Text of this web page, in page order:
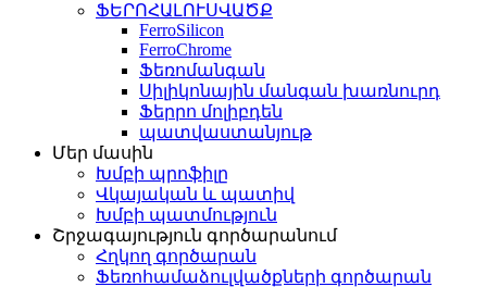
ՖԵՐՈՀԱԼՈՒՍՎԱԾՔ
FerroSilicon
FerroChrome
Ֆեռոմանգան
Սիլիկոնային մանգան խառնուրդ
Ֆերրո մոլիբդեն
պատվաստանյութ
Մեր մասին
Խմբի պրոֆիլը
Վկայական և պատիվ
Խմբի պատմություն
Շրջագայություն գործարանում
Հղկող գործարան
Ֆեռոհամաձուլվածքների գործարան